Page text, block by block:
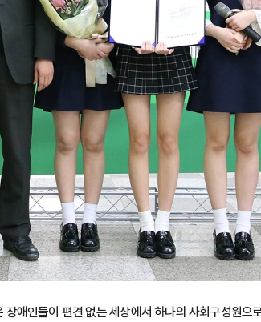
애인들이 편견 없는 세상에서 하나의 사회구성원